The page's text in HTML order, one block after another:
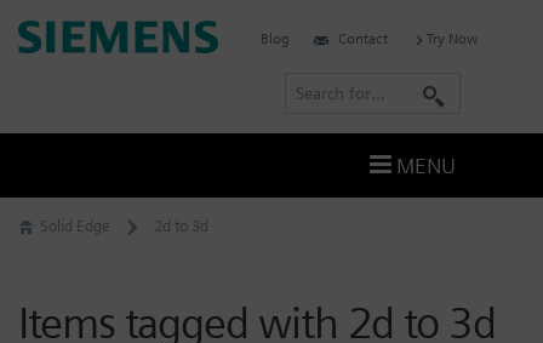
Skip
to
Solid Edge 2d to 3d
Items tagged with 2d to 3d
Siemens
Blog Contact Try Now
r
MENU